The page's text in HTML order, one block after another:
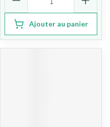
Ajouter au panier